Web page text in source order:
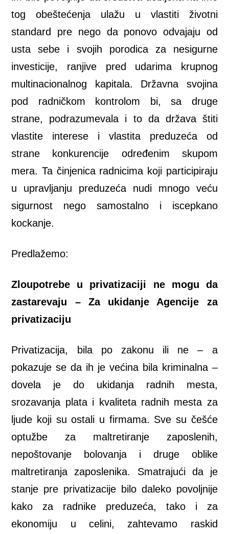
tog obeštećenja ulažu u vlastiti životni
standard pre nego da ponovo odvajaju od
usta sebe i svojih porodica za nesigurne
investicije, ranjive pred udarima krupnog
multinacionalnog kapitala. Državna svojina
pod radničkom kontrolom bi, sa druge
strane, podrazumevala i to da država štiti
vlastite interese i vlastita preduzeća od
strane konkurencije određenim skupom
mera. Ta činjenica radnicima koji participiraju
u upravljanju preduzeća nudi mnogo veću
sigurnost nego samostalno i iscepkano
kockanje.
Predlažemo:
Zloupotrebe u privatizaciji ne mogu da
zastarevaju – Za ukidanje Agencije za
privatizaciju
Privatizacija, bila po zakonu ili ne – a
pokazuje se da ih je većina bila kriminalna –
dovela je do ukidanja radnih mesta,
srozavanja plata i kvaliteta radnih mesta za
ljude koji su ostali u firmama. Sve su češće
optužbe za maltretiranje zaposlenih,
nepoštovanje bolovanja i druge oblike
maltretiranja zaposlenika. Smatrajući da je
stanje pre privatizacije bilo daleko povoljnije
kako za radnike preduzeća, tako i za
ekonomiju u celini, zahtevamo raskid